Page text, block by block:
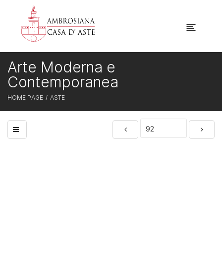
HOME PAGE ASTE
Arte Moderna e
Contemporanea